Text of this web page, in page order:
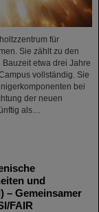
für
Sie zählt zu den
etwa drei Jahre
vollständig. Sie
bei
der neuen
als…
und
– Gemeinsamer
FAIR